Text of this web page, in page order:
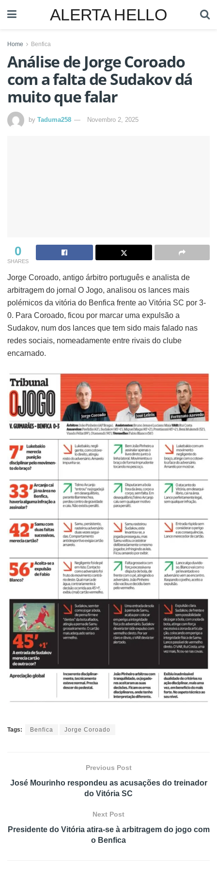
ALERTA HELLO
Home Benfica
Análise de Jorge Coroado
com a falta de Sudakov dá
muito que falar
by Taduma258 Novembro 2, 2025
0
SHARES
Jorge Coroado, antigo árbitro português e analista de
arbitragem do jornal O Jogo, analisou os lances mais
polémicos da vitória do Benfica frente ao Vitória SC por 3-
0. Para Coroado, ficou por marcar uma expulsão a
Sudakov, num dos lances que tem sido mais falado nas
redes sociais, nomeadamente entre rivais do clube
encarnado.
Tags: Benfica Jorge Coroado
Previous Post
José Mourinho respondeu as acusações do treinador
do Vitória SC
Next Post
Presidente do Vitória atira-se à arbitragem do jogo com
o Benfica